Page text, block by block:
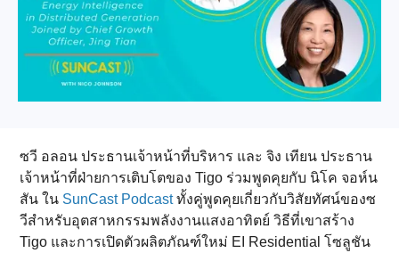
ซวี อลอน ประธานเจ้าหน้าที่บริหาร และ จิง เทียน ประธาน
เจ้าหน้าที่ฝ่ายการเติบโตของ Tigo ร่วมพูดคุยกับ นิโค จอห์น
สัน ใน SunCast Podcastทั้งคู่พูดคุยเกี่ยวกับวิสัยทัศน์ของซ
วีสำหรับอุตสาหกรรมพลังงานแสงอาทิตย์ วิธีที่เขาสร้าง
Tigo และการเปิดตัวผลิตภัณฑ์ใหม่ EI Residential โซลูชัน